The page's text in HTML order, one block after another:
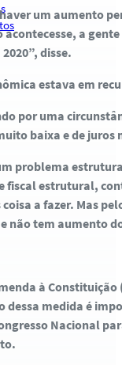
um aumento
a
disse.
estava em
por uma
baixa e de juros
problema
estrutural,
a fazer. Mas
não tem aumento
à
medida é
Nacional